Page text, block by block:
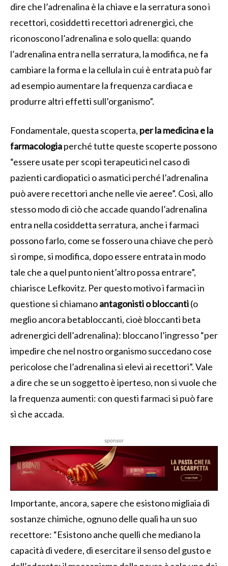
dire che l’adrenalina è la chiave e la serratura sono i
recettori, cosiddetti recettori adrenergici, che
riconoscono l’adrenalina e solo quella: quando
l’adrenalina entra nella serratura, la modifica, ne fa
cambiare la forma e la cellula in cui è entrata può far
ad esempio aumentare la frequenza cardiaca e
produrre altri effetti sull’organismo”.
Fondamentale, questa scoperta, per la medicina e la
farmacologiaperché tutte queste scoperte possono
“essere usate per scopi terapeutici nel caso di
pazienti cardiopatici o asmatici perché l’adrenalina
può avere recettori anche nelle vie aeree”. Così, allo
stesso modo di ciò che accade quando l’adrenalina
entra nella cosiddetta serratura, anche i farmaci
possono farlo, come se fossero una chiave che però
si rompe, si modifica, dopo essere entrata in modo
tale che a quel punto nient’altro possa entrare”,
chiarisce Lefkovitz. Per questo motivo i farmaci in
questione si chiamanoantagonisti o bloccanti(o
meglio ancora betabloccanti, cioè bloccanti beta
adrenergici dell’adrenalina): bloccano l’ingresso “per
impedire che nel nostro organismo succedano cose
pericolose che l’adrenalina si elevi ai recettori”. Vale
a dire che se un soggetto è iperteso, non si vuole che
la frequenza aumenti: con questi farmaci si può fare
sì che accada.
sponsor
Importante, ancora, sapere che esistono migliaia di
sostanze chimiche, ognuno delle quali ha un suo
recettore: “Esistono anche quelli che mediano la
capacità di vedere, di esercitare il senso del gusto e